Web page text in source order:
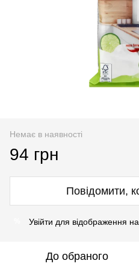
Немає в наявності
94 грн
Повідомити,
Увійти для відображення
До обраного